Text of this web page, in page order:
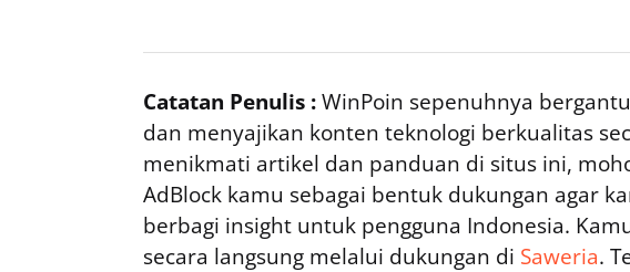
Catatan Penulis :WinPoin sepenuhnya
dan menyajikan konten teknologi berkualitas
menikmati artikel dan panduan di situs ini,
AdBlock kamu sebagai bentuk dukungan agar
berbagi insight untuk pengguna Indonesia.
secara langsung melalui dukungan di Saweria.